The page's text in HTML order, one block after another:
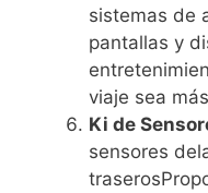
sistemas de
pantallas y
viaje sea
Ki de
sensores